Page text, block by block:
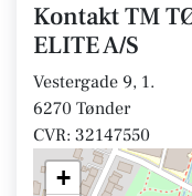
Kontakt TM
ELITE A/S
Vestergade 9, 1.
6270 Tønder
CVR: 32147550
+